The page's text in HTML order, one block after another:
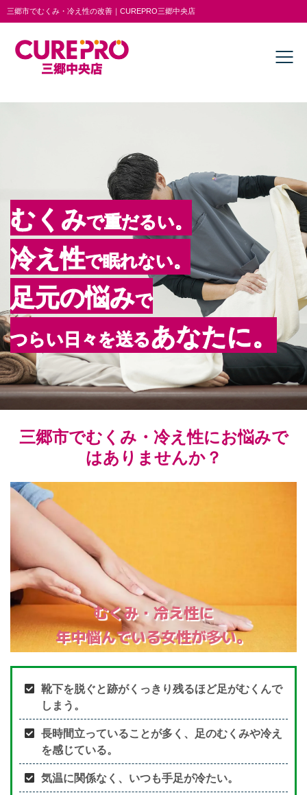
三郷市でむくみ・冷え性の改善｜CUREPRO三郷中央店
むくみで重だるい。
冷え性で眠れない。
足元の悩みで
つらい日々を送るあなたに。
三郷市でむくみ・冷え性にお悩みで
はありませんか？
むくみ・冷え性に
年中悩んでいる女性が多い。
靴下を脱ぐと跡がくっきり残るほど足がむくんで
しまう。
長時間立っていることが多く、足のむくみや冷え
を感じている。
気温に関係なく、いつも手足が冷たい。